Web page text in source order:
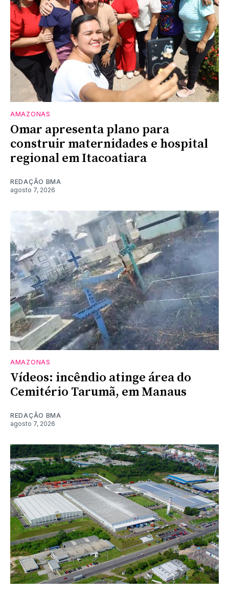
AMAZONAS
Omar apresenta plano para
construir maternidades e hospital
regional em Itacoatiara
REDAÇÃO BMA
agosto 7, 2026
AMAZONAS
Vídeos: incêndio atinge área do
Cemitério Tarumã, em Manaus
REDAÇÃO BMA
agosto 7, 2026